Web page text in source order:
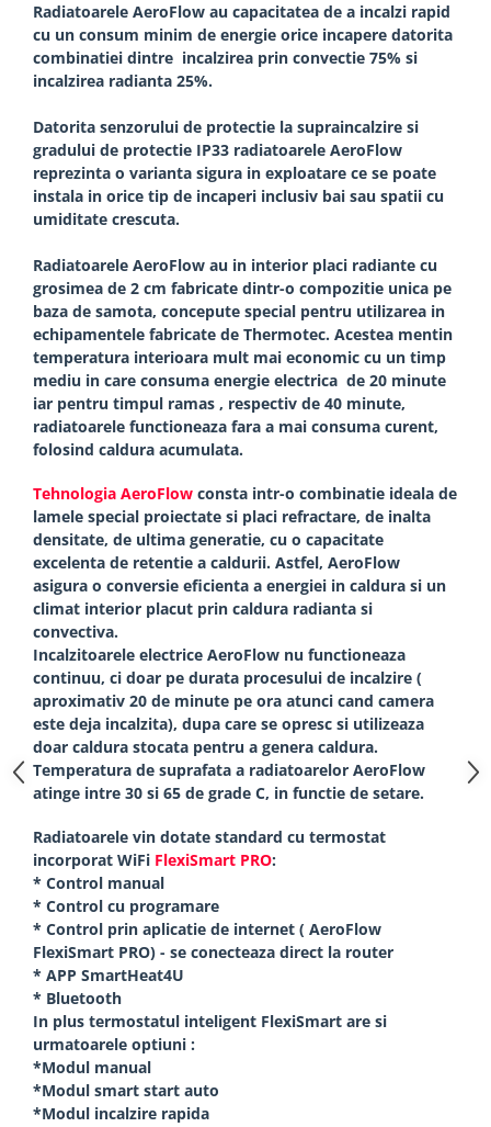
Radiatoarele AeroFlow au capacitatea de a incalzi rapid
cu un consum minim de energie orice incapere datorita
combinatiei dintre incalzirea prin convectie 75% si
incalzirea radianta 25%.
Datorita senzorului de protectie la supraincalzire si
gradului de protectie IP33 radiatoarele AeroFlow
reprezinta o varianta sigura in exploatare ce se poate
instala in orice tip de incaperi inclusiv bai sau spatii cu
umiditate crescuta.
Radiatoarele AeroFlow au in interior placi radiante cu
grosimea de 2 cm fabricate dintr-o compozitie unica pe
baza de samota, concepute special pentru utilizarea in
echipamentele fabricate de Thermotec. Acestea mentin
temperatura interioara mult mai economic cu un timp
mediu in care consuma energie electrica de 20 minute
iar pentru timpul ramas , respectiv de 40 minute,
radiatoarele functioneaza fara a mai consuma curent,
folosind caldura acumulata.
Tehnologia AeroFlow consta intr-o combinatie ideala de
lamele special proiectate si placi refractare, de inalta
densitate, de ultima generatie, cu o capacitate
excelenta de retentie a caldurii. Astfel, AeroFlow
asigura o conversie eficienta a energiei in caldura si un
climat interior placut prin caldura radianta si
convectiva.
Incalzitoarele electrice AeroFlow nu functioneaza
continuu, ci doar pe durata procesului de incalzire (
aproximativ 20 de minute pe ora atunci cand camera
este deja incalzita), dupa care se opresc si utilizeaza
doar caldura stocata pentru a genera caldura.
Temperatura de suprafata a radiatoarelor AeroFlow
atinge intre 30 si 65 de grade C, in functie de setare.
Radiatoarele vin dotate standard cu termostat
incorporat WiFi FlexiSmart PRO:
* Control manual
* Control cu programare
* Control prin aplicatie de internet ( AeroFlow
FlexiSmart PRO) - se conecteaza direct la router
* APP SmartHeat4U
* Bluetooth
In plus termostatul inteligent FlexiSmart are si
urmatoarele optiuni :
*Modul manual
*Modul smart start auto
*Modul incalzire rapida